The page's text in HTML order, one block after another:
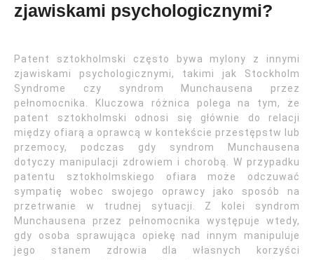
zjawiskami psychologicznymi?
Patent sztokholmski często bywa mylony z innymi
zjawiskami psychologicznymi, takimi jak Stockholm
Syndrome czy syndrom Munchausena przez
pełnomocnika. Kluczowa różnica polega na tym, że
patent sztokholmski odnosi się głównie do relacji
między ofiarą a oprawcą w kontekście przestępstw lub
przemocy, podczas gdy syndrom Munchausena
dotyczy manipulacji zdrowiem i chorobą. W przypadku
patentu sztokholmskiego ofiara może odczuwać
sympatię wobec swojego oprawcy jako sposób na
przetrwanie w trudnej sytuacji. Z kolei syndrom
Munchausena przez pełnomocnika występuje wtedy,
gdy osoba sprawująca opiekę nad innym manipuluje
jego stanem zdrowia dla własnych korzyści